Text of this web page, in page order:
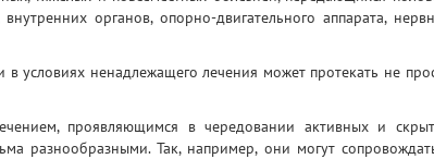
органов, опорно-двигательного аппарата,
условиях ненадлежащего лечения может протекать не
проявляющимся в чередовании активных и
разнообразными. Так, например, они могут